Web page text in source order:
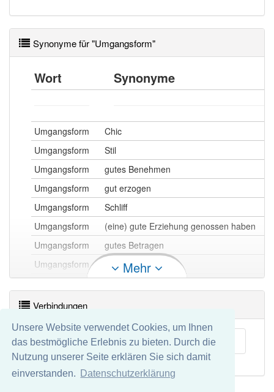
Unsere Website verwendet Cookies, um Ihnen
das bestmögliche Erlebnis zu bieten. Durch die
Nutzung unserer Seite erklären Sie sich damit
einverstanden.
Datenschutzerklärung
Synonyme für "Umgangsform"
Wort Synonyme
Umgangsform
Chic
Umgangsform
Stil
Umgangsform
gutes Benehmen
Umgangsform
gut erzogen
Umgangsform
Schliff
Umgangsform
(eine) gute Erziehung genossen haben
Umgangsform
gutes Betragen
Umgangsform
Höflichkeit
Umgangsform
Umgangsform
Benimm
Umgangsform
Etikette
Umgangsform
Manieren
Mehr
Verbindungen
Interaktion